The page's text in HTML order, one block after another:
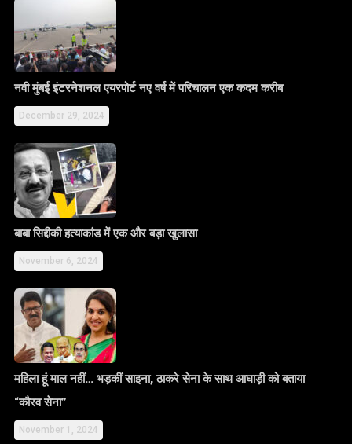
नवी मुंबई इंटरनेशनल एयरपोर्ट नए वर्ष में परिचालन एक कदम करीब
December 29, 2024
बाबा सिद्दीकी हत्याकांड में एक और बड़ा खुलासा
November 6, 2024
महिला हूं माल नहीं… भड़कीं साइना, ठाकरे सेना के साथ आघाड़ी को बताया
“कौरव सेना”
November 1, 2024